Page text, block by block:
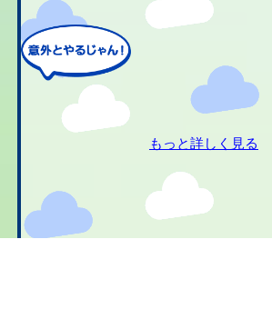
もっと詳しく見る